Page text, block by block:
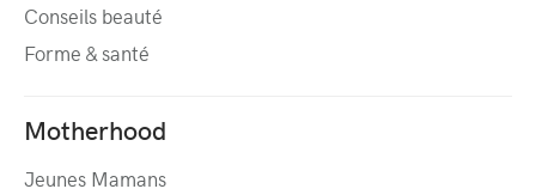
Conseils beauté
Forme & santé
Motherhood
Jeunes Mamans